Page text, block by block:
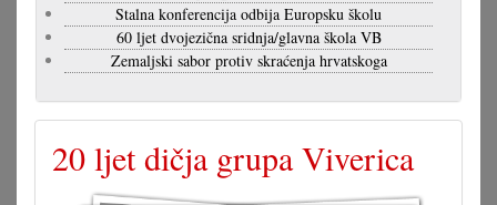
Stalna konferencija odbija Europsku školu
60 ljet dvojezična sridnja/glavna škola VB
Zemaljski sabor protiv skraćenja hrvatskoga
20 ljet dičja grupa Viverica